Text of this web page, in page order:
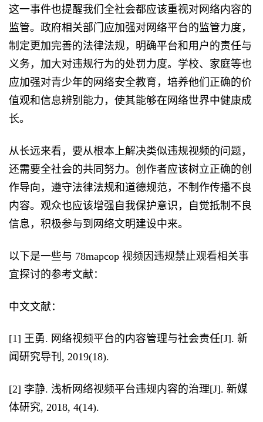
这一事件也提醒我们全社会都应该重视对网络内容的
监管。政府相关部门应加强对网络平台的监管力度，
制定更加完善的法律法规，明确平台和用户的责任与
义务，加大对违规行为的处罚力度。学校、家庭等也
应加强对青少年的网络安全教育，培养他们正确的价
值观和信息辨别能力，使其能够在网络世界中健康成
长。
从长远来看，要从根本上解决类似违规视频的问题，
还需要全社会的共同努力。创作者应该树立正确的创
作导向，遵守法律法规和道德规范，不制作传播不良
内容。观众也应该增强自我保护意识，自觉抵制不良
信息，积极参与到网络文明建设中来。
以下是一些与 78mapcop 视频因违规禁止观看相关事
宜探讨的参考文献：
中文文献：
[1] 王勇. 网络视频平台的内容管理与社会责任[J]. 新
闻研究导刊, 2019(18).
[2] 李静. 浅析网络视频平台违规内容的治理[J]. 新媒
体研究, 2018, 4(14).